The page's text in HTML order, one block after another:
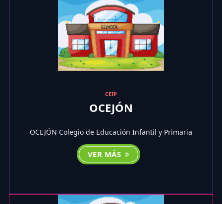
CEIP
OCEJÓN
OCEJÓN Colegio de Educación Infantil y Primaria
VER MÁS